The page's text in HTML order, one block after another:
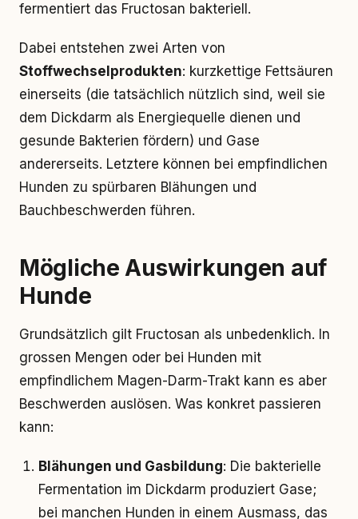
fermentiert das Fructosan bakteriell.
Dabei entstehen zwei Arten von
Stoffwechselprodukten: kurzkettige Fettsäuren
einerseits (die tatsächlich nützlich sind, weil sie
dem Dickdarm als Energiequelle dienen und
gesunde Bakterien fördern) und Gase
andererseits. Letztere können bei empfindlichen
Hunden zu spürbaren Blähungen und
Bauchbeschwerden führen.
Mögliche Auswirkungen auf
Hunde
Grundsätzlich gilt Fructosan als unbedenklich. In
grossen Mengen oder bei Hunden mit
empfindlichem Magen-Darm-Trakt kann es aber
Beschwerden auslösen. Was konkret passieren
kann:
Blähungen und Gasbildung: Die bakterielle
Fermentation im Dickdarm produziert Gase;
bei manchen Hunden in einem Ausmass, das